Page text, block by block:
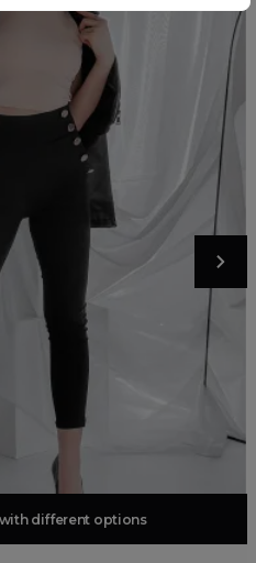
different options